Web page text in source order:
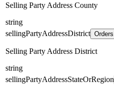
Selling Party Address County
string
sellingPartyAddressDistrict Orders
Selling Party Address District
string
sellingPartyAddressStateOrRegion